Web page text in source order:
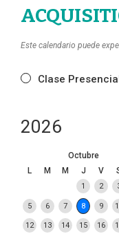
Este calendario puede
Clase
2026
Octubre
L
M M J V
1 2
5 6 7 8 9
12 13 14 15 16